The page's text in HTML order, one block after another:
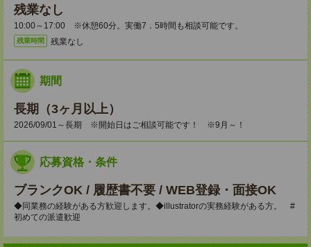
残業なし
10:00～17:00 ※休憩60分。実働7．5時間も相談可能です。
残業時間 残業なし
期間
長期（3ヶ月以上）
2026/09/01～長期 ※開始日はご相談可能です！ ※9月～！
応募資格・条件
ブランクOK / 履歴書不要 / WEB登録・面接OK
◆同業務の経験がある方歓迎します。◆illustratorの実務経験がある方。 #
初めての派遣歓迎